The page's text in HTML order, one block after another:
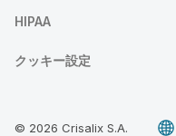
HIPAA
クッキー設定
© 2026 Crisalix S.A.